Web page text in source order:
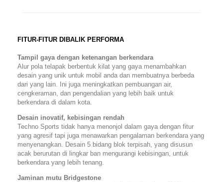
FITUR-FITUR DIBALIK PERFORMA
Tampil gaya dengan ketenangan berkendara
Alur pola telapak berbentuk kilat yang gaya menambahkan
desain yang unik untuk mobil anda dan membuatnya berbeda
dari yang lain. Ini juga meningkatkan pembuangan air,
cengkeraman, dan pengendalian yang lebih baik untuk
berkendara di dalam kota.
Desain inovatif, kebisingan rendah
Techno Sports tidak hanya menonjol dalam gaya dengan fitur
yang agresif tapi juga menawarkan pengalaman berkendara yang
menyenangkan. Desain 5 bidang blok terpisah, yang disusun
acak berurutan di lingkar ban mengurangi kebisingan, untuk
berkendara yang lebih tenang.
Jaminan mutu Bridgestone